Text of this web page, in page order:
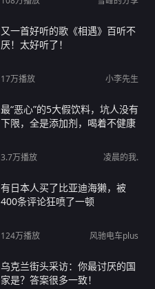
又一首好听的歌《相遇》百听不
厌！太好听了！
17万播放 小李先生
最“恶心”的5大假饮料，坑人没有
下限，全是添加剂，喝着不健康
3.7万播放 凌晨的我.
有日本人买了比亚迪海獭，被
400条评论狂喷了一顿
124万播放 风驰电车plus
乌克兰街头采访：你最讨厌的国
家是？答案很多一致！